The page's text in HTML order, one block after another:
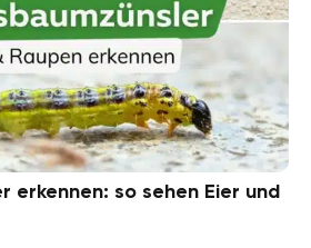
erkennen: so sehen Eier und